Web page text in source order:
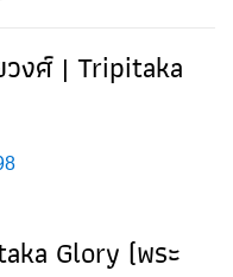
วงศ์ | Tripitaka
Glory (พระ